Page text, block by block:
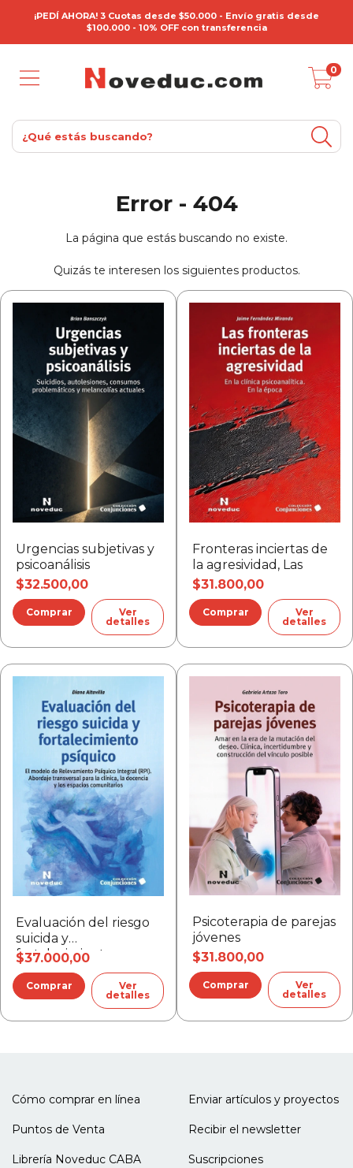
¡PEDÍ AHORA! 3 Cuotas desde $50.000 - Envío gratis desde
$100.000 - 10% OFF con transferencia
0
Error - 404
La página que estás buscando no existe.
Quizás te interesen los siguientes productos.
Urgencias subjetivas y
psicoanálisis
$32.500,00
Ver
detalles
Fronteras inciertas de
la agresividad, Las
$31.800,00
Ver
detalles
Evaluación del riesgo
suicida y
fortalecimiento
psíquico
$37.000,00
Ver
detalles
Psicoterapia de parejas
jóvenes
$31.800,00
Ver
detalles
Cómo comprar en línea
Puntos de Venta
Librería Noveduc CABA
Enviar artículos y proyectos
Recibir el newsletter
Suscripciones